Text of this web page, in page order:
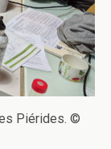
Piérides. ©